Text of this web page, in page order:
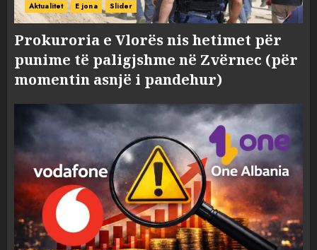
Aktualitet E jona Slider
Prokuroria e Vlorës nis hetimet për
punime të paligjshme në Zvërnec (për
momentin asnjë i pandehur)